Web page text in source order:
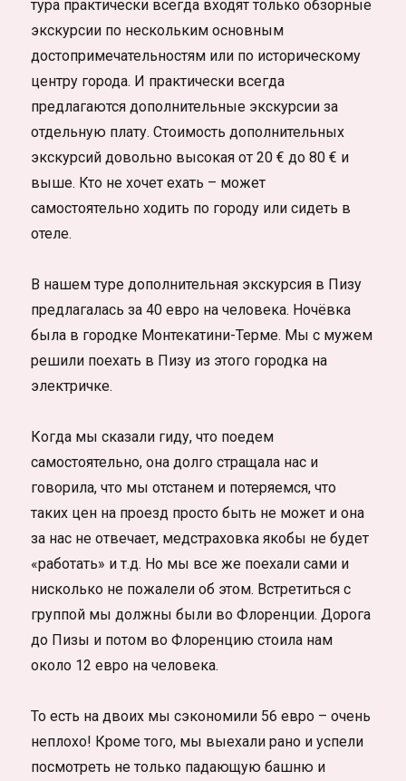
тура практически всегда входят только обзорные
экскурсии по нескольким основным
достопримечательностям или по историческому
центру города. И практически всегда
предлагаются дополнительные экскурсии за
отдельную плату. Стоимость дополнительных
экскурсий довольно высокая от 20 € до 80 € и
выше. Кто не хочет ехать – может
самостоятельно ходить по городу или сидеть в
отеле.
В нашем туре дополнительная экскурсия в Пизу
предлагалась за 40 евро на человека. Ночёвка
была в городке Монтекатини-Терме. Мы с мужем
решили поехать в Пизу из этого городка на
электричке.
Когда мы сказали гиду, что поедем
самостоятельно, она долго стращала нас и
говорила, что мы отстанем и потеряемся, что
таких цен на проезд просто быть не может и она
за нас не отвечает, медстраховка якобы не будет
«работать» и т.д. Но мы все же поехали сами и
нисколько не пожалели об этом. Встретиться с
группой мы должны были во Флоренции. Дорога
до Пизы и потом во Флоренцию стоила нам
около 12 евро на человека.
То есть на двоих мы сэкономили 56 евро – очень
неплохо! Кроме того, мы выехали рано и успели
посмотреть не только падающую башню и